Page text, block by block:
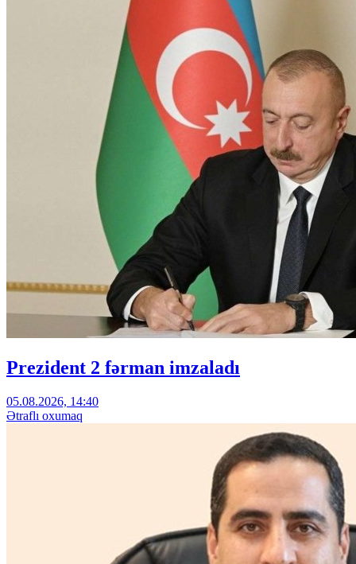
Prezident 2 fərman imzaladı
05.08.2026, 14:40
Ətraflı oxumaq